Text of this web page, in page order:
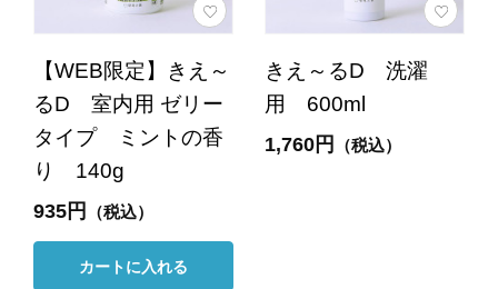
【WEB限定】きえ～
るD 室内用 ゼリー
タイプ ミントの香
り 140g
935円 （税込）
カートに入れる
きえ～るD 洗濯
用 600ml
1,760円 （税込）